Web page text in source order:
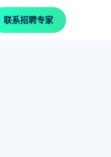
联系招聘专家